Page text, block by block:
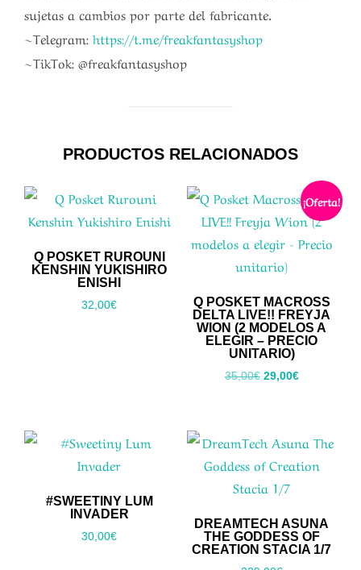
sujetas a cambios por parte del fabricante.
~Telegram: https://t.me/freakfantasyshop
~TikTok: @freakfantasyshop
PRODUCTOS RELACIONADOS
Q POSKET RUROUNI
KENSHIN YUKISHIRO
ENISHI
32,00€
¡Oferta!
Q POSKET MACROSS
DELTA LIVE!! FREYJA
WION (2 MODELOS A
ELEGIR – PRECIO
UNITARIO)
35,00€ El
35,00€.
29,00€El
29,00€.
#SWEETINY LUM
INVADER
30,00€
DREAMTECH ASUNA
THE GODDESS OF
CREATION STACIA 1/7